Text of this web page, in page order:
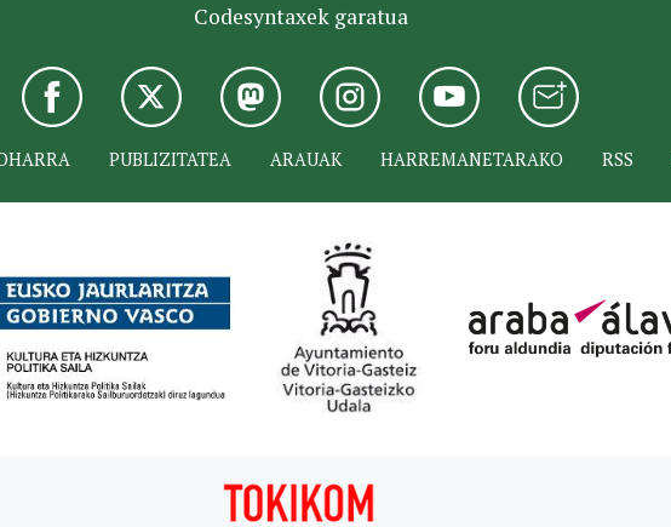
Codesyntaxek garatua
PUBLIZITATEA ARAUAK HARREMANETARAKO RSS